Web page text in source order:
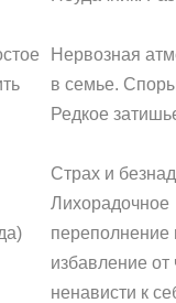
Нервозная
в семье.
Редкое
Страх и
Лихорадочное
переполнение
избавление от
ненависти к